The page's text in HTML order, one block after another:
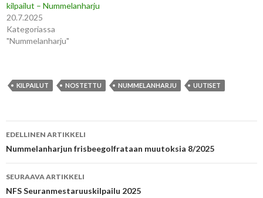
kilpailut – Nummelanharju
20.7.2025
Kategoriassa
"Nummelanharju"
KILPAILUT NOSTETTU NUMMELANHARJU UUTISET
Artikkelien
selaus
EDELLINEN ARTIKKELI
Nummelanharjun frisbeegolfrataan muutoksia 8/2025
SEURAAVA ARTIKKELI
NFS Seuranmestaruuskilpailu 2025